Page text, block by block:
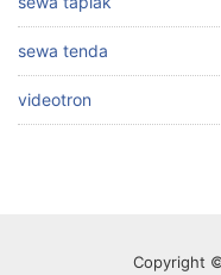
sewa tenda
videotron
Copyright